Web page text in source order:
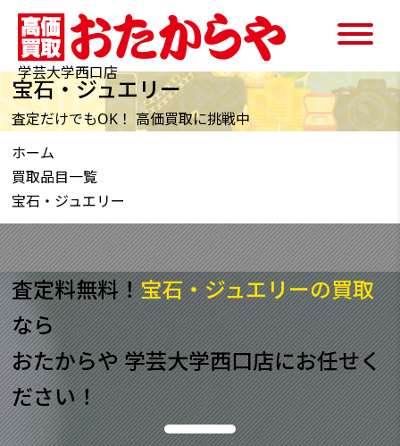
学芸大学西口店
宝石・ジュエリー
査定だけでもOK！ 高価買取に挑戦中
ホーム
買取品目一覧
宝石・ジュエリー
査定料無料！宝石・ジュエリーの買取
なら
おたからや 学芸大学西口店にお任せく
ださい！